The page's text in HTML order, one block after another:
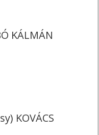
KÁLMÁN
KOVÁCS